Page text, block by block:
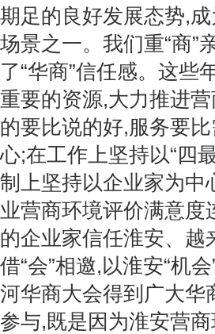
期足的良好发展态势,
场景之一。我们重“商”
了“华商”信任感。这些
重要的资源,大力推进
的要比说的好,服务要
心;在工作上坚持以“四
制上坚持以企业家为中
业营商环境评价满意度
的企业家信任淮安、越
借“会”相邀,以淮安“机
河华商大会得到广大华
参与,既是因为淮安营